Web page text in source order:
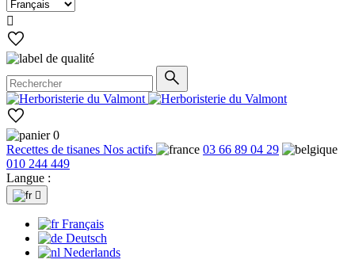

0
Recettes de tisanes Nos actifs
03 66 89 04 29
010 244 449
Langue :

Français
Deutsch
Nederlands